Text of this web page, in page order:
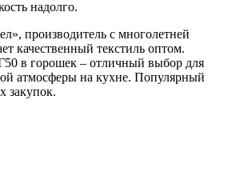
надолго.
производитель с многолетней
качественный текстиль оптом.
в горошек – отличный выбор для
атмосферы на кухне. Популярный
закупок.